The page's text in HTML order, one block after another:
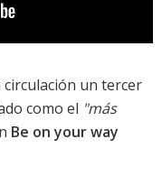
circulación un tercer
como el "más
Be on your way